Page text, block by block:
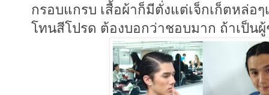
กรอบแกรบ เสื้อผ้าก็มีตั่งแต่เจ็กเก็ตหล่อ
โทนสีโปรด ต้องบอกว่าชอบมาก ถ้าเป็น